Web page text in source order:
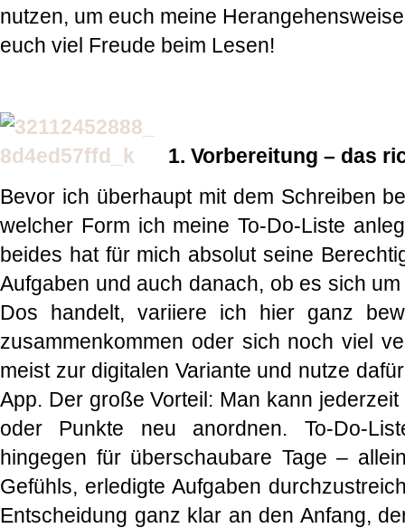
nutzen, um euch meine
euch viel Freude beim Lesen!
1. Vorbereitung – das
Bevor ich überhaupt mit dem Schreiben
welcher Form ich meine To-Do-Liste
beides hat für mich absolut seine
Aufgaben und auch danach, ob es sich
Dos handelt, variiere ich hier ganz
zusammenkommen oder sich noch viel
meist zur digitalen Variante und nutze
App. Der große Vorteil: Man kann
oder Punkte neu anordnen. To-Do-
hingegen für überschaubare Tage –
Gefühls, erledigte Aufgaben
Entscheidung ganz klar an den Anfang,